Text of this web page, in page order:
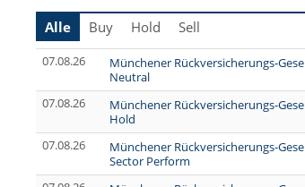
Alle
Buy Hold Sell
07.08.26
Münchener Rückversicherungs-
Neutral
07.08.26
Münchener Rückversicherungs-
Hold
07.08.26
Münchener Rückversicherungs-
Sector Perform